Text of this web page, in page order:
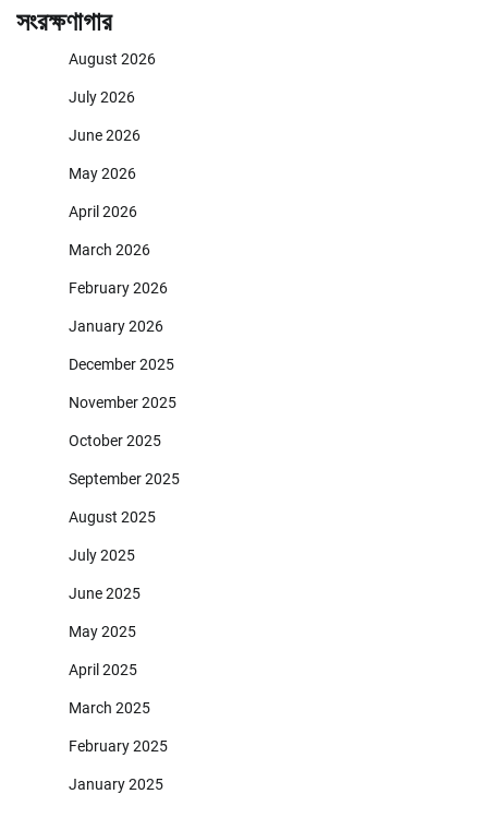
সংরক্ষণাগার
August 2026
July 2026
June 2026
May 2026
April 2026
March 2026
February 2026
January 2026
December 2025
November 2025
October 2025
September 2025
August 2025
July 2025
June 2025
May 2025
April 2025
March 2025
February 2025
January 2025